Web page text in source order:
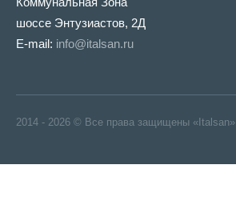
шоссе Энтузиастов, 2Д
E-mail: info@italsan.ru
2014 - 2026 © Все права защищены «Italsan»